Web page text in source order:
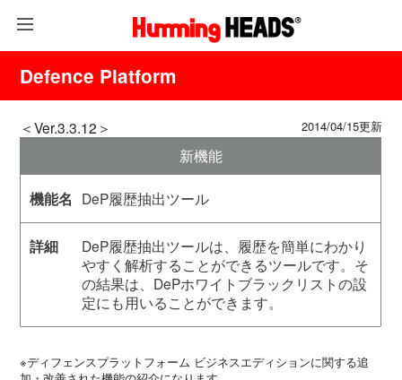
Defence Platform
＜Ver.3.3.12＞ 2014/04/15更新
新機能
DeP履歴抽出ツール
DeP履歴抽出ツールは、履歴を簡単にわかり
やすく解析することができるツールです。そ
の結果は、DePホワイトブラックリストの設
定にも用いることができます。
※ディフェンスプラットフォーム ビジネスエディションに関する追